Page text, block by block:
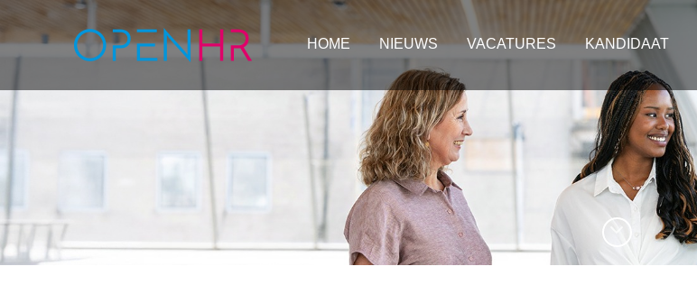
HOME NIEUWS VACATURES KANDIDAAT